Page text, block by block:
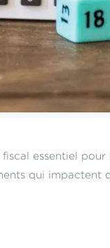
essentiel
qui impactent